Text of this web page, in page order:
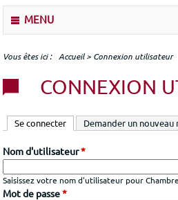
u
MENU
Vous êtes ici Accueil> Connexion utilisateur
CONNEXION
Se connecter (onglet actif)
Demander un nouveau
Nom d'utilisateur*
Saisissez votre nom d'utilisateur pour
Mot de passe*